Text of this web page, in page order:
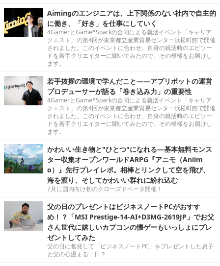
Aimingのエンジニアは、上下関係のない社内で自主的
に働き、「好き」を仕事にしていく
4GamerとGame*Sparkの合同による就活イベント「キャリア
クエスト」の第4回が東京都立産業貿易センター浜松町館で開催
されました。このイベントに合わせ、自身の就活時のエピソー
ドを若手クリエイターに聞いてみたので、その模様をお届けし
ます。
若手抜擢の環境で学んだこと――アプリボットの運営
プロデューサーが語る「巻き込み力」の重要性
4GamerとGame*Sparkの合同による就活イベント「キャリア
クエスト」の第4回が東京都立産業貿易センター浜松町館で開催
されました。このイベントに合わせ、自身の就活時のエピソー
ドを若手クリエイターに聞いてみたので、その模様をお届けし
ます。
かわいい生き物と"ひとつ"になれる―基本無料モンス
ター収集オープンワールドARPG『アニモ（Aniim
o）』先行プレイレポ。相棒とリンクして空を飛び、
海を渡り、そしてかわいい群れに紛れ込む
7月に国内向け初のクローズドベータ開催！
父の日のプレゼントはビジネスノートPCがおすす
め！？「MSI Prestige-14-AI+D3MG-2619JP」でお父
さん世代に嬉しいカプコンの懐ゲーもいっしょにプレ
ゼントしてみた
父の日に奮発して「ビジネスノートPC」をプレゼントした息子
と父の心温まる一日？